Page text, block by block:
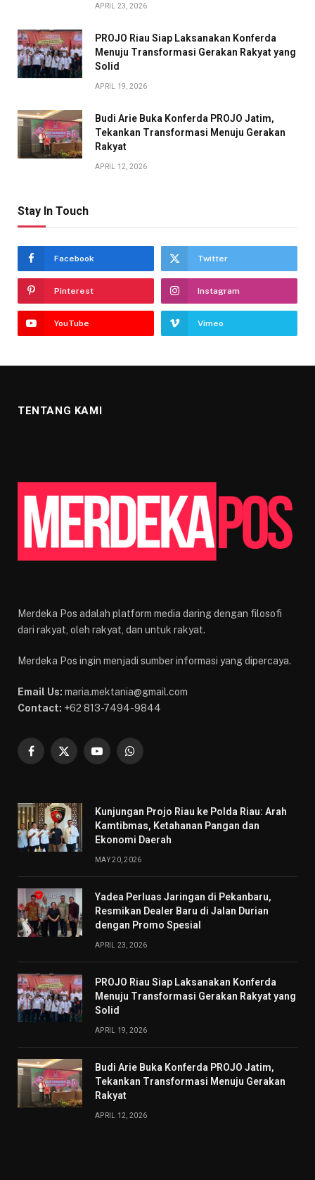
APRIL 23, 2026
PROJO Riau Siap Laksanakan Konferda
Menuju Transformasi Gerakan Rakyat yang
Solid
APRIL 19, 2026
Budi Arie Buka Konferda PROJO Jatim,
Tekankan Transformasi Menuju Gerakan
Rakyat
APRIL 12, 2026
Stay In Touch
Facebook Twitter
Pinterest Instagram
YouTube Vimeo
TENTANG KAMI
Merdeka Pos adalah platform media daring dengan filosofi
dari rakyat, oleh rakyat, dan untuk rakyat.
Merdeka Pos ingin menjadi sumber informasi yang dipercaya.
Email Us: maria.mektania@gmail.com
Contact: +62 813-7494-9844
Facebook
X
YouTubeWhatsApp
Kunjungan Projo Riau ke Polda Riau: Arah
Kamtibmas, Ketahanan Pangan dan
Ekonomi Daerah
MAY 20, 2026
Yadea Perluas Jaringan di Pekanbaru,
Resmikan Dealer Baru di Jalan Durian
dengan Promo Spesial
APRIL 23, 2026
PROJO Riau Siap Laksanakan Konferda
Menuju Transformasi Gerakan Rakyat yang
Solid
APRIL 19, 2026
Budi Arie Buka Konferda PROJO Jatim,
Tekankan Transformasi Menuju Gerakan
Rakyat
APRIL 12, 2026